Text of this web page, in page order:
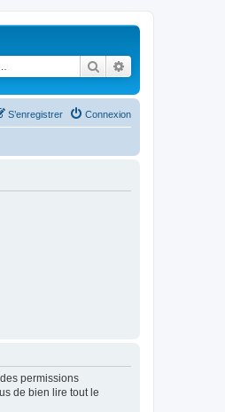
Rechercher
Connexion
S’enregistrer
permissions
de bien lire tout le